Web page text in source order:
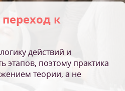
к
действий и
этапов, поэтому практика
теории, а не